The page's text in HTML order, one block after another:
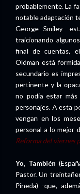
probablemente. La
notable adaptación
George Smiley-
traicionando
final de cuentas,
Oldman está
secundario es
pertinente y la
no podía estar más
personajes. A esta
vengan en los
personal a lo mejor
Reforma del viernes
Yo, También
Pastor. Un
Pineda) -que,